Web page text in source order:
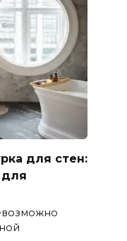
для стен: